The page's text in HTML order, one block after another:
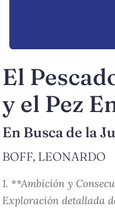
El
y el Pez
En Busca de la
BOFF, LEONARDO
1. **Ambición y
Exploración detallada